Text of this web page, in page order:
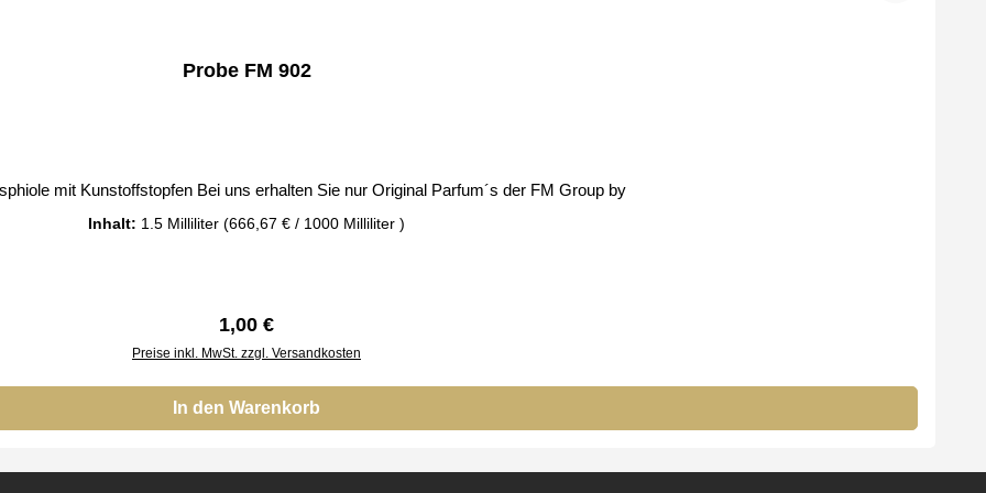
Probe FM 902
FM 902 Glasphiole mit Kunstoffstopfen Bei uns erhalten Sie nur Original Parfum´s der FM Group by
Inhalt: 1.5 Milliliter (666,67 € / 1000 Milliliter )
Regulärer Preis:
1,00 €
Preise inkl. MwSt. zzgl. Versandkosten
In den Warenkorb